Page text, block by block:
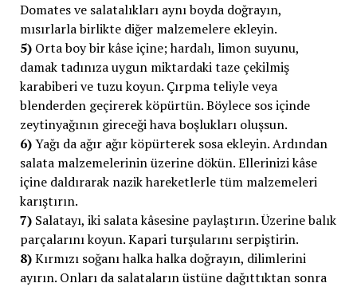
Domates ve salatalıkları aynı boyda doğrayın,
mısırlarla birlikte diğer malzemelere ekleyin.
5)Orta boy bir kâse içine; hardalı, limon suyunu,
damak tadınıza uygun miktardaki taze çekilmiş
karabiberi ve tuzu koyun. Çırpma teliyle veya
blenderden geçirerek köpürtün. Böylece sos içinde
zeytinyağının gireceği hava boşlukları oluşsun.
6)Yağı da ağır ağır köpürterek sosa ekleyin. Ardından
salata malzemelerinin üzerine dökün. Ellerinizi kâse
içine daldırarak nazik hareketlerle tüm malzemeleri
karıştırın.
7)Salatayı, iki salata kâsesine paylaştırın. Üzerine balık
parçalarını koyun. Kapari turşularını serpiştirin.
8)Kırmızı soğanı halka halka doğrayın, dilimlerini
ayırın. Onları da salataların üstüne dağıttıktan sonra